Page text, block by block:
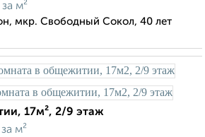
за м²
мкр. Свободный Сокол, 40 лет
17м², 2/9 этаж
за м²